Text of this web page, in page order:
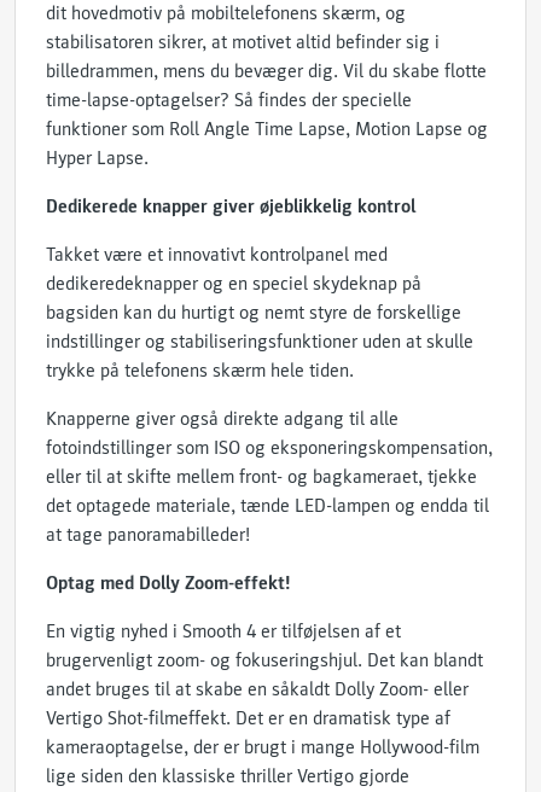
dit hovedmotiv på mobiltelefonens skærm, og
stabilisatoren sikrer, at motivet altid befinder sig i
billedrammen, mens du bevæger dig. Vil du skabe flotte
time-lapse-optagelser? Så findes der specielle
funktioner som Roll Angle Time Lapse, Motion Lapse og
Hyper Lapse.
Dedikerede knapper giver øjeblikkelig kontrol
Takket være et innovativt kontrolpanel med
dedikeredeknapper og en speciel skydeknap på
bagsiden kan du hurtigt og nemt styre de forskellige
indstillinger og stabiliseringsfunktioner uden at skulle
trykke på telefonens skærm hele tiden.
Knapperne giver også direkte adgang til alle
fotoindstillinger som ISO og eksponeringskompensation,
eller til at skifte mellem front- og bagkameraet, tjekke
det optagede materiale, tænde LED-lampen og endda til
at tage panoramabilleder!
Optag med Dolly Zoom-effekt!
En vigtig nyhed i Smooth 4 er tilføjelsen af et
brugervenligt zoom- og fokuseringshjul. Det kan blandt
andet bruges til at skabe en såkaldt Dolly Zoom- eller
Vertigo Shot-filmeffekt. Det er en dramatisk type af
kameraoptagelse, der er brugt i mange Hollywood-film
lige siden den klassiske thriller Vertigo gjorde